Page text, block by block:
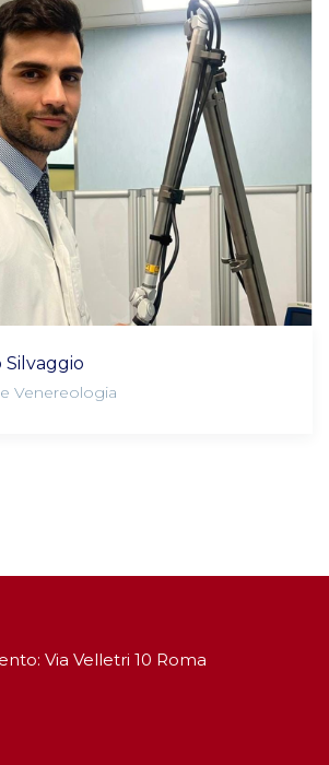
Silvaggio
Venereologia
Via Velletri 10 Roma